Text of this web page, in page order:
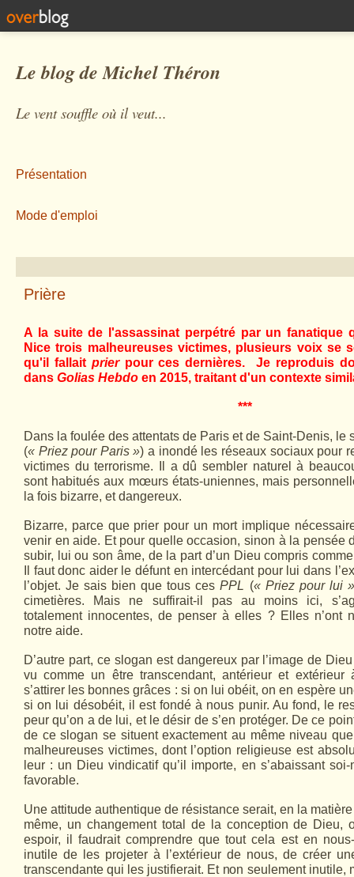
Le blog de Michel Théron
Le vent souffle où il veut...
Présentation
Mode d'emploi
Prière
A la suite de l'assassinat perpétré par un fanatique
Nice trois malheureuses victimes, plusieurs voix se
qu'il fallait prierpour ces dernières. Je reproduis
dans Golias Hebdo en 2015, traitant d'un contexte
***
Dans la foulée des attentats de Paris et de Saint-Denis, le
(« Priez pour Paris ») a inondé les réseaux sociaux pour
victimes du terrorisme. Il a dû sembler naturel à
sont habitués aux mœurs états-uniennes, mais
la fois bizarre, et dangereux.
Bizarre, parce que prier pour un mort implique
venir en aide. Et pour quelle occasion, sinon à la pensée
subir, lui ou son âme, de la part d’un Dieu compris
Il faut donc aider le défunt en intercédant pour lui dans
l’objet. Je sais bien que tous cesPPL (« Priez pour lui »
cimetières. Mais ne suffirait-il pas au moins ici,
totalement innocentes, de penser à elles ? Elles n’ont
notre aide.
D’autre part, ce slogan est dangereux par l’image de
vu comme un être transcendant, antérieur et
s’attirer les bonnes grâces : si on lui obéit, on en espère
si on lui désobéit, il est fondé à nous punir. Au fond, le
peur qu’on a de lui, et le désir de s’en protéger. De ce
de ce slogan se situent exactement au même niveau
malheureuses victimes, dont l’option religieuse est
leur : un Dieu vindicatif qu’il importe, en s’abaissant
favorable.
Une attitude authentique de résistance serait, en la
même, un changement total de la conception de Dieu,
espoir, il faudrait comprendre que tout cela est en
inutile de les projeter à l’extérieur de nous, de créer
transcendante qui les justifierait. Et non seulement inutile,